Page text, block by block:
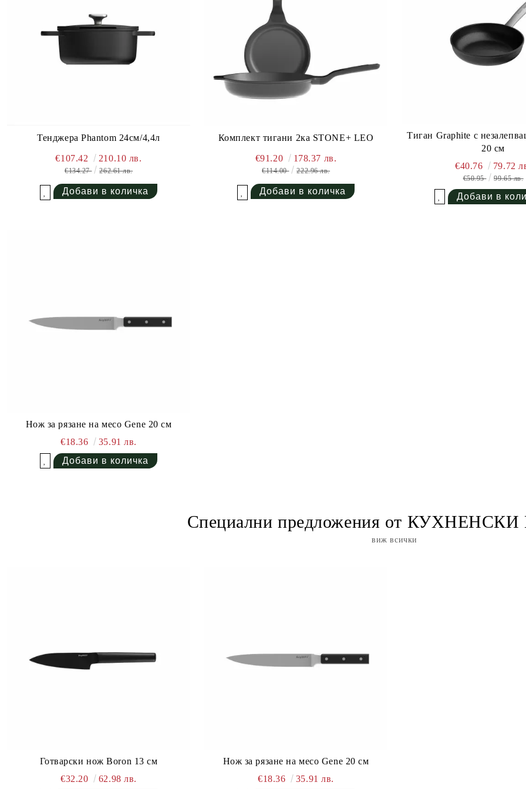
Тенджера Phantom 24см/4,4л
€107.42 210.10 лв.
€134.27 262.61 лв.
Комплект тигани 2ка STONE+ LEO
€91.20 178.37 лв.
€114.00 222.96 лв.
Тиган Graphite с
20 см
€40.76
79.72
€50.95 99.65 лв.
Нож за рязане на месо Gene 20 см
€18.36
35.91 лв.
Специални предложения от
виж всички
Готварски нож Boron 13 см
€32.20
62.98 лв.
Нож за рязане на месо Gene 20 см
€18.36
35.91 лв.